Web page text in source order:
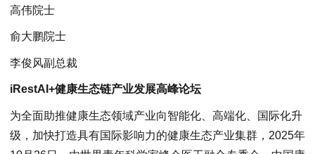
高伟院士
俞大鹏院士
李俊风副总裁
iRestAI+健康生态链产业发展高峰论坛
为全面助推健康生态领域产业向智能化、高端化、国际化升
级，加快打造具有国际影响力的健康生态产业集群，2025年